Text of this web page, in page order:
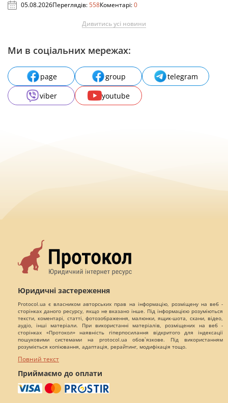
05.08.2026Переглядів:558Коментарі:0
Дивитись усі новини
Ми в соціальних мережах:
page group
telegram
viber
youtube
Юридичні застереження
Protocol.ua є власником авторських прав на інформацію, розміщену на веб -
сторінках даного ресурсу, якщо не вказано інше. Під інформацією розуміються
тексти, коментарі, статті, фотозображення, малюнки, ящик-шота, скани, відео,
аудіо, інші матеріали. При використанні матеріалів, розміщених на веб -
сторінках «Протокол» наявність гіперпосилання відкритого для індексації
пошуковими системами на protocol.ua обов`язкове. Під використанням
розуміється копіювання, адаптація, рерайтинг, модифікація тощо.
Повний текст
Приймаємо до оплати